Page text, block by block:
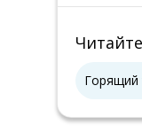
Горящий